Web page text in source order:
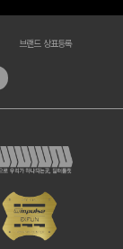
브랜드 상표등록